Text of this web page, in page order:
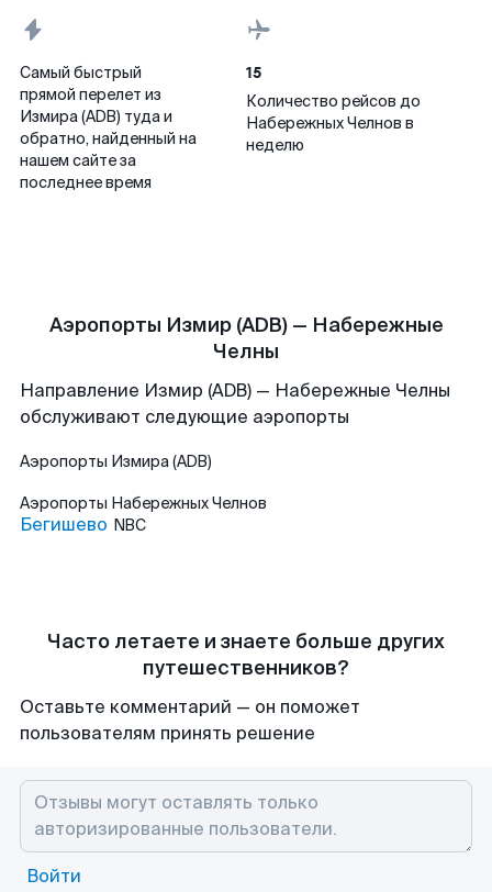
Самый быстрый
прямой перелет из
Измира (ADB) туда и
обратно, найденный на
нашем сайте за
последнее время
15
Количество рейсов до
Набережных Челнов в
неделю
Аэропорты Измир (ADB) — Набережные
Челны
Направление Измир (ADB) — Набережные Челны
обслуживают следующие аэропорты
Аэропорты Измира (ADB)
Аэропорты Набережных Челнов
Бегишево NBC
Часто летаете и знаете больше других
путешественников?
Оставьте комментарий — он поможет
пользователям принять решение
Войти